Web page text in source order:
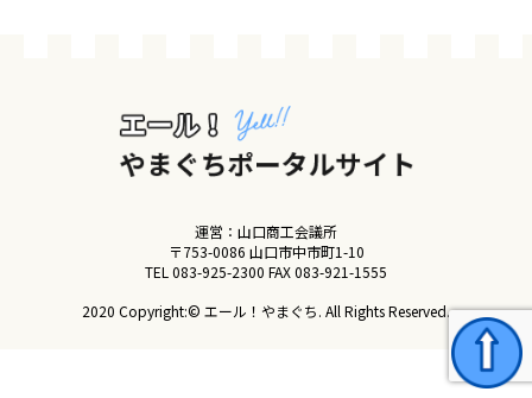
イベント情報の掲載はこちら
運営：山口商工会議所
〒753-0086 山口市中市町1-10
TEL 083-925-2300 FAX 083-921-1555
2020 Copyright:© エール！やまぐち. All Rights Reserved.